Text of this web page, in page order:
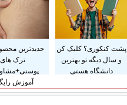
پشت کنکوری؟ کلیک کن
و سال دیگه تو بهترین
دانشگاه هستی
جدیدترین
ترک های
آموزش